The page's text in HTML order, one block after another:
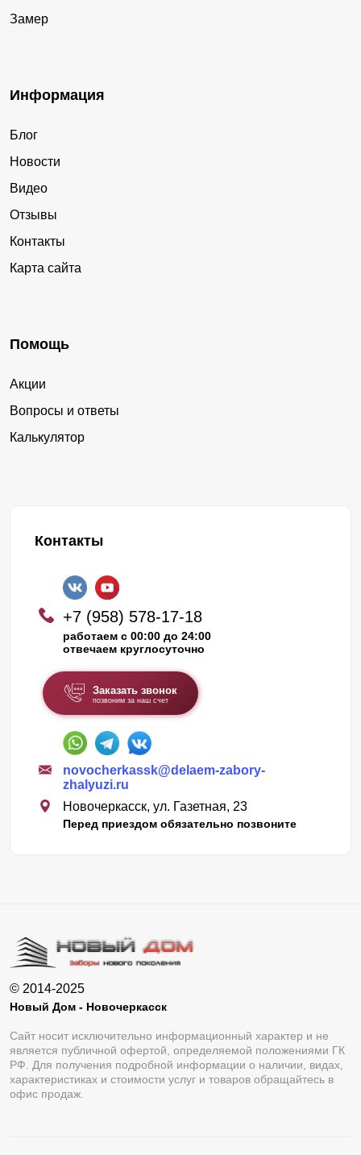
Замер
Информация
Блог
Новости
Видео
Отзывы
Контакты
Карта сайта
Помощь
Акции
Вопросы и ответы
Калькулятор
Контакты
+7 (958) 578-17-18
работаем с 00:00 до 24:00
отвечаем круглосуточно
Заказать звонок
позвоним за наш счет
novocherkassk@delaem-zabory-
zhalyuzi.ru
Новочеркасск, ул. Газетная, 23
Перед приездом обязательно позвоните
© 2014-2025
Новый Дом - Новочеркасск
Сайт носит исключительно информационный характер и не
является публичной офертой, определяемой положениями ГК
РФ. Для получения подробной информации о наличии, видах,
характеристиках и стоимости услуг и товаров обращайтесь в
офис продаж.